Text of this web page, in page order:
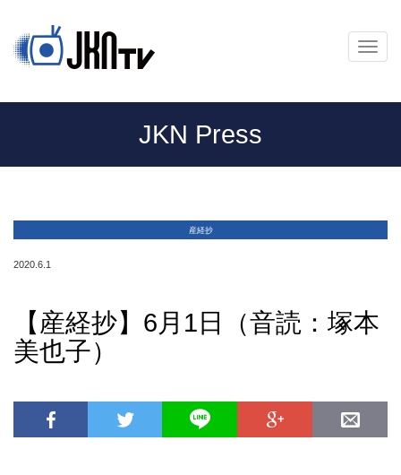
メ
ニ
ー
JKN Press
産経抄
2020.6.1
【産経抄】6月1日（音読：塚本
美也子）